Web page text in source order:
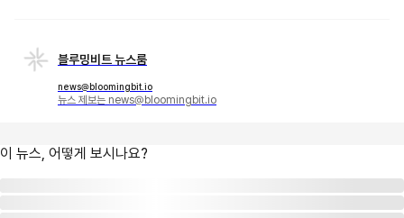
블루밍비트 뉴스룸
news@bloomingbit.io
뉴스 제보는 news@bloomingbit.io
이 뉴스, 어떻게 보시나요?